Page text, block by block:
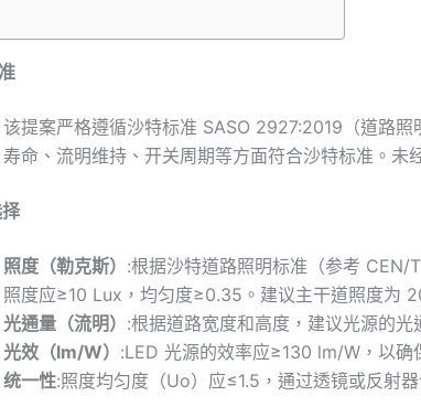
该提案严格遵循沙特标准 SASO 2927:2019（道路
寿命、流明维持、开关周期等方面符合沙特标准。未
照度（勒克斯） :根据沙特道路照明标准（参考
照度应≥10 Lux，均匀度≥0.35。建议主干道照度为
光通量（流明） :根据道路宽度和高度，建议光源的
光效（lm/W） :LED 光源的效率应≥130 lm/W，以确
统一性:照度均匀度（Uo）应≤1.5，通过透镜或反射